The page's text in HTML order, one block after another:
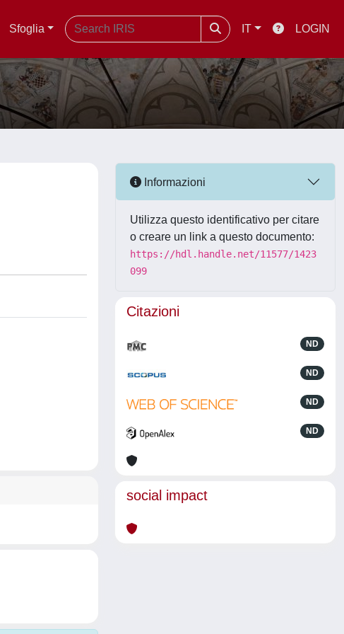
Sfoglia IT LOGIN
Informazioni
Utilizza questo identificativo per citare
o creare un link a questo documento:
https://hdl.handle.net/11577/1423
099
Citazioni
ND
ND
ND
ND
social impact